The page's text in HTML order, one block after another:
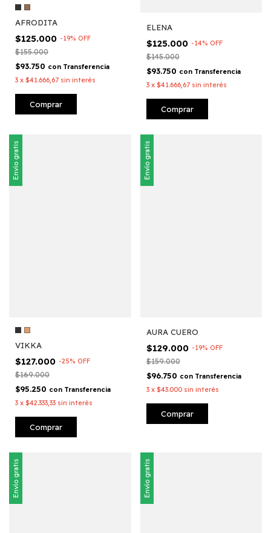
AFRODITA
$125.000 -19% OFF
$155.000
$93.750 con Transferencia
3 x $41.666,67 sin interés
Comprar
ELENA
$125.000 -14% OFF
$145.000
$93.750 con Transferencia
3 x $41.666,67 sin interés
Comprar
Envío gratis
VIKKA
$127.000 -25% OFF
$169.000
$95.250 con Transferencia
3 x $42.333,33 sin interés
Comprar
Envío gratis
AURA CUERO
$129.000 -19% OFF
$159.000
$96.750 con Transferencia
3 x $43.000 sin interés
Comprar
Envío gratis Envío gratis